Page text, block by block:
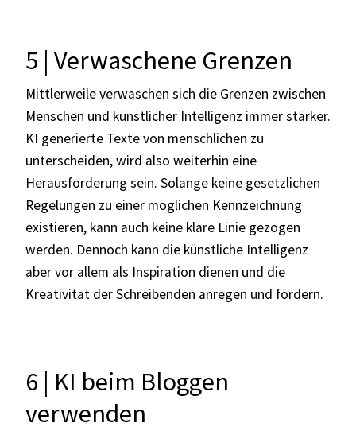
5 | Verwaschene Grenzen
Mittlerweile verwaschen sich die Grenzen zwischen
Menschen und künstlicher Intelligenz immer stärker.
KI generierte Texte von menschlichen zu
unterscheiden, wird also weiterhin eine
Herausforderung sein. Solange keine gesetzlichen
Regelungen zu einer möglichen Kennzeichnung
existieren, kann auch keine klare Linie gezogen
werden. Dennoch kann die künstliche Intelligenz
aber vor allem als Inspiration dienen und die
Kreativität der Schreibenden anregen und fördern.
6 | KI beim Bloggen
verwenden